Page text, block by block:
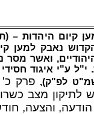
קיום היהדות –
נאבק למען
, ואשר מסר
ע"י איגוד חסידי
לפ"ק), פרק כ'
לתיקון מצב
הודעה, והצעה,